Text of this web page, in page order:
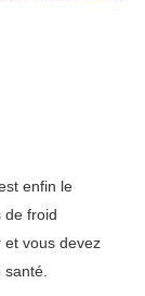
enfin le
de froid
et vous devez